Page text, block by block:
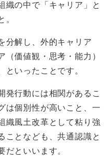
織の中で「キャリア」と
。
分解し、外的キャリア
（価値観・思考・能力）
といったことです。
発行動には相関があるこ
は個別性が高いこと、一
織風土改革として粘り強
ことなども、共通認識と
だといいます。